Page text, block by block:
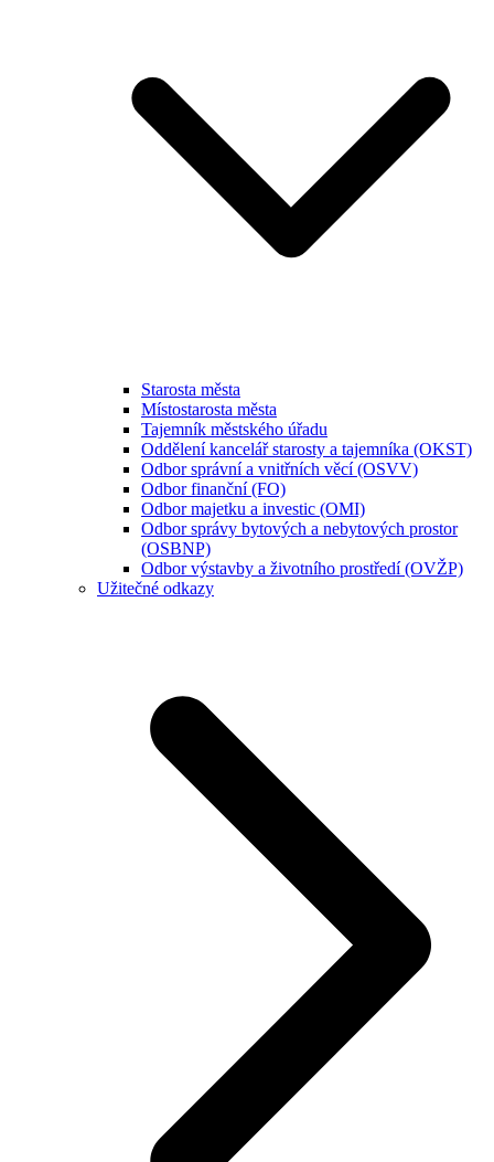
Starosta města
Místostarosta města
Tajemník městského úřadu
Oddělení kancelář starosty a tajemníka (OKST)
Odbor správní a vnitřních věcí (OSVV)
Odbor finanční (FO)
Odbor majetku a investic (OMI)
Odbor správy bytových a nebytových prostor
(OSBNP)
Odbor výstavby a životního prostředí (OVŽP)
Užitečné odkazy